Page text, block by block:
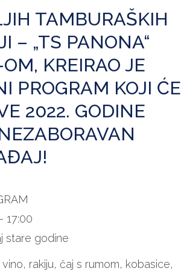
2022.
godinu
na
Pustari
Višnjica
u
ambijentu
Restorana
Višnjica!
TAMBURAŠKIH
– „TS PANONA“
KREIRAO JE
PROGRAM KOJI ĆE
2022. GODINE
17:00
stare godine
rakiju, čaj s rumom, kobasice,